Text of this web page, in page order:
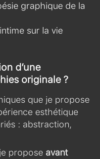
graphique de la
sur la vie
d’une
originale ?
que je propose
esthétique
: abstraction,
propose avant